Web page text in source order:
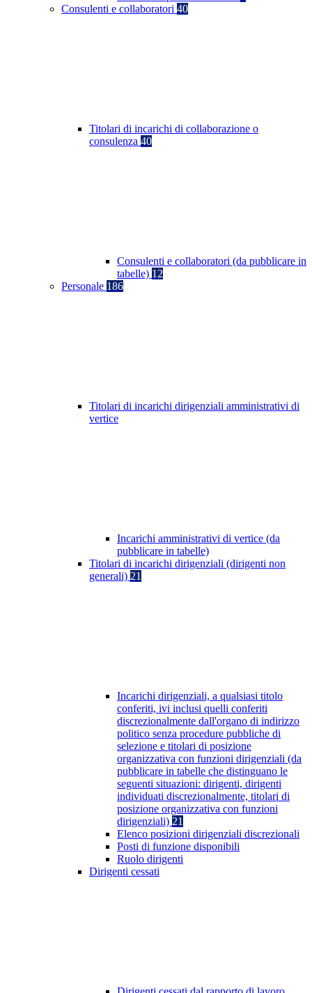
Consulenti e collaboratori 40
Titolari di incarichi di collaborazione o
consulenza 40
Consulenti e collaboratori (da pubblicare in
tabelle) 12
Personale 186
Titolari di incarichi dirigenziali amministrativi di
vertice
Incarichi amministrativi di vertice (da
pubblicare in tabelle)
Titolari di incarichi dirigenziali (dirigenti non
generali) 21
Incarichi dirigenziali, a qualsiasi titolo
conferiti, ivi inclusi quelli conferiti
discrezionalmente dall'organo di indirizzo
politico senza procedure pubbliche di
selezione e titolari di posizione
organizzativa con funzioni dirigenziali (da
pubblicare in tabelle che distinguano le
seguenti situazioni: dirigenti, dirigenti
individuati discrezionalmente, titolari di
posizione organizzativa con funzioni
dirigenziali) 21
Elenco posizioni dirigenziali discrezionali
Posti di funzione disponibili
Ruolo dirigenti
Dirigenti cessati